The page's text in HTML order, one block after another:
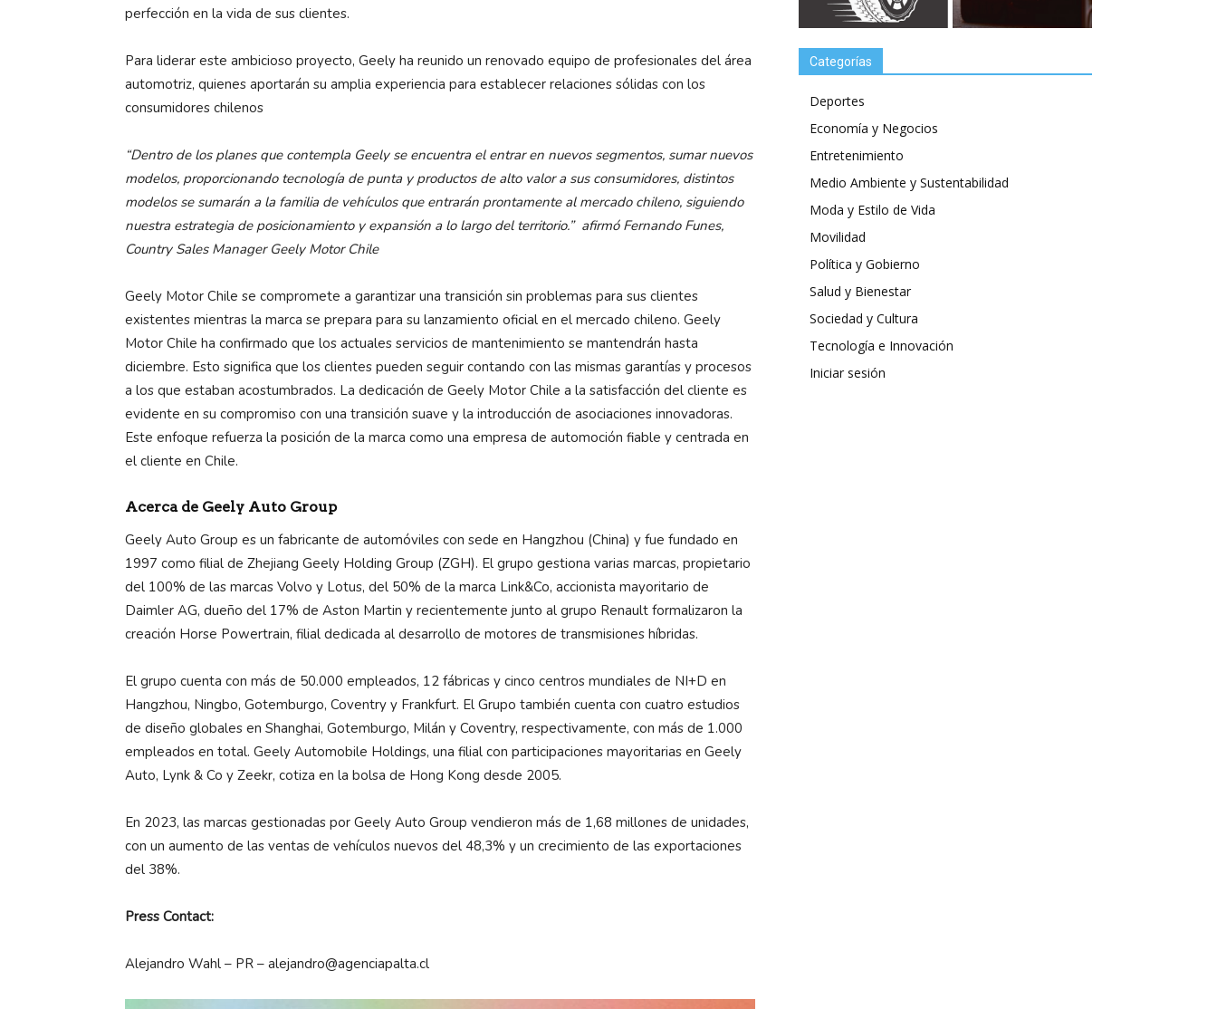
perfección en la vida de sus clientes.
Para liderar este ambicioso proyecto, Geely ha reunido un renovado equipo de profesionales del área
automotriz, quienes aportarán su amplia experiencia para establecer relaciones sólidas con los
consumidores chilenos
“Dentro de los planes que contempla Geely se encuentra el entrar en nuevos segmentos, sumar nuevos
modelos, proporcionando tecnología de punta y productos de alto valor a sus consumidores, distintos
modelos se sumarán a la familia de vehículos que entrarán prontamente al mercado chileno, siguiendo
nuestra estrategia de posicionamiento y expansión a lo largo del territorio.” afirmó Fernando Funes,
Country Sales Manager Geely Motor Chile
Geely Motor Chile se compromete a garantizar una transición sin problemas para sus clientes
existentes mientras la marca se prepara para su lanzamiento oficial en el mercado chileno. Geely
Motor Chile ha confirmado que los actuales servicios de mantenimiento se mantendrán hasta
diciembre. Esto significa que los clientes pueden seguir contando con las mismas garantías y procesos
a los que estaban acostumbrados. La dedicación de Geely Motor Chile a la satisfacción del cliente es
evidente en su compromiso con una transición suave y la introducción de asociaciones innovadoras.
Este enfoque refuerza la posición de la marca como una empresa de automoción fiable y centrada en
el cliente en Chile.
Acerca de Geely Auto Group
Geely Auto Group es un fabricante de automóviles con sede en Hangzhou (China) y fue fundado en
1997 como filial de Zhejiang Geely Holding Group (ZGH). El grupo gestiona varias marcas, propietario
del 100% de las marcas Volvo y Lotus, del 50% de la marca Link&Co, accionista mayoritario de
Daimler AG, dueño del 17% de Aston Martin y recientemente junto al grupo Renault formalizaron la
creación Horse Powertrain, filial dedicada al desarrollo de motores de transmisiones híbridas.
El grupo cuenta con más de 50.000 empleados, 12 fábricas y cinco centros mundiales de NI+D en
Hangzhou, Ningbo, Gotemburgo, Coventry y Frankfurt. El Grupo también cuenta con cuatro estudios
de diseño globales en Shanghai, Gotemburgo, Milán y Coventry, respectivamente, con más de 1.000
empleados en total. Geely Automobile Holdings, una filial con participaciones mayoritarias en Geely
Auto, Lynk & Co y Zeekr, cotiza en la bolsa de Hong Kong desde 2005.
En 2023, las marcas gestionadas por Geely Auto Group vendieron más de 1,68 millones de unidades,
con un aumento de las ventas de vehículos nuevos del 48,3% y un crecimiento de las exportaciones
del 38%.
Press Contact:
Alejandro Wahl – PR – alejandro@agenciapalta.cl
Categorías
Deportes
Economía y Negocios
Entretenimiento
Medio Ambiente y Sustentabilidad
Moda y Estilo de Vida
Movilidad
Política y Gobierno
Salud y Bienestar
Sociedad y Cultura
Tecnología e Innovación
Iniciar sesión